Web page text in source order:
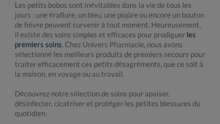
Les petits bobos sont inévitables dans la vie de tous les
jours : une éraflure, un bleu, une piqûre ou encore un bouton
de fièvre peuvent survenir à tout moment. Heureusement,
il existe des soins simples et efficaces pour prodiguer les
premiers soins. Chez Univers Pharmacie, nous avons
sélectionné les meilleurs produits de premiers secours pour
traiter efficacement ces petits désagréments, que ce soit à
la maison, en voyage ou au travail.
Découvrez notre sélection de soins pour apaiser,
désinfecter, cicatriser et protéger les petites blessures du
quotidien.